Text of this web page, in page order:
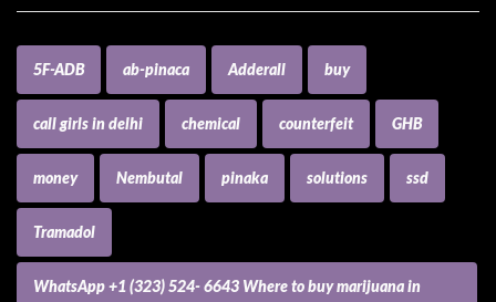
5F-ADB ab-pinaca Adderall buy
call girls in delhi chemical counterfeit GHB
money Nembutal pinaka solutions ssd
Tramadol
WhatsApp +1 (323) 524- 6643 Where to buy marijuana in